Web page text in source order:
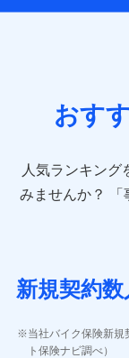
のホームペー
あいおいニ
(https://
アクサ損害
アニコム損
sompo.co.jp/)
東京海上ダ
(https://
ＳＢＩ損害
ジェイアイ
(https://
おす
人気ランキング
みませんか？
新規契約
当社バイク保険新
ト保険ナビ調べ）